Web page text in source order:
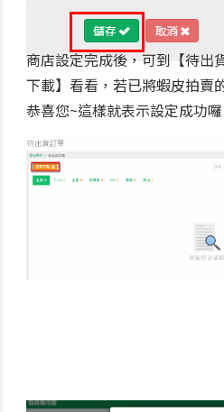
商店設定完成後，可到【待出
下載】看看，若已將蝦皮拍賣
恭喜您~這樣就表示設定成功囉